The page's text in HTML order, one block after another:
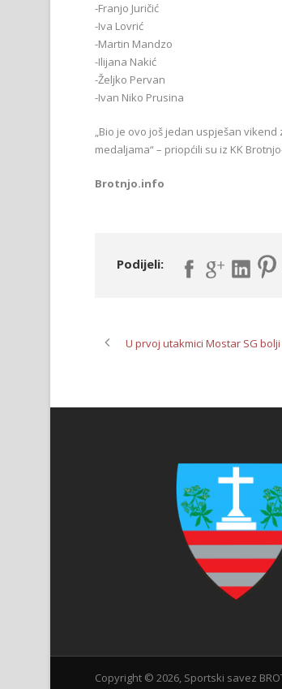
-Franjo Juričić
-Iva Lovrić
-Martin Mandzo
-Ilijana Nakić
-Željko Pervan
-Ivan Niko Prusina
„Bio je ovo još jedan uspješan
medaljama“ – priopćili su iz KK
Brotnjo.info
Podijeli:
U prvoj utakmici Mostar SG
Copyright © 2026, Sportski savez